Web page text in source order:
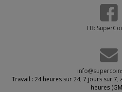
FB:
Travail : 24 heures sur 24, 7 jours sur 7,
heures